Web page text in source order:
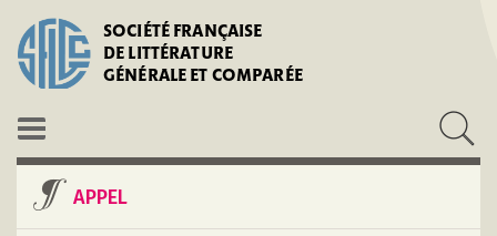
SOCIÉTÉ FRANÇAISE
DE LITTÉRATURE
GÉNÉRALE ET COMPARÉE
APPEL